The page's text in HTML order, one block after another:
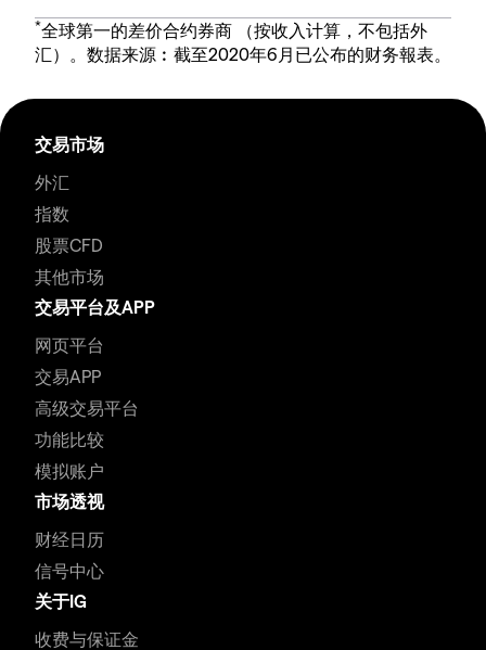
*全球第一的差价合约券商 （按收入计算，不包括外
汇）。数据来源︰截至2020年6月已公布的财务報表。
交易市场
外汇
指数
股票CFD
其他市场
交易平台及APP
网页平台
交易APP
高级交易平台
功能比较
模拟账户
市场透视
财经日历
信号中心
关于IG
收费与保证金